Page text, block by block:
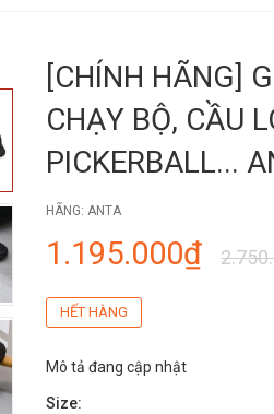
[CHÍNH HÃNG]
CHẠY BỘ, CẦU
PICKERBALL...
HÃNG: ANTA
1.195.000₫
HẾT HÀNG
Mô tả đang cập nhật
Size: